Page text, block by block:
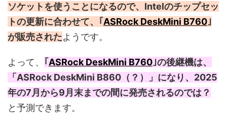
ソケットを使うことになるので、Intelのチップセッ
トの更新に合わせて、｢ ASRock DeskMini B760 ｣
が販売されたようです。
よって、 ｢ ASRock DeskMini B760 ｣の後継機は、
「ASRock DeskMini B860（？）」になり、2025
年の7月から9月末までの間に発売されるのでは？
と予測できます。